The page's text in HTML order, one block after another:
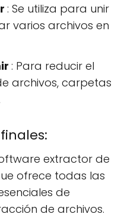
: Se utiliza para unir
varios archivos en
: Para reducir el
archivos, carpetas
extractor de
ofrece todas las
de
de archivos.